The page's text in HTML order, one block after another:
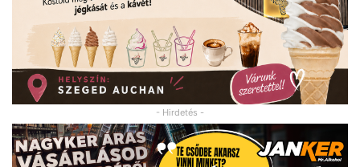
- Hirdetés -